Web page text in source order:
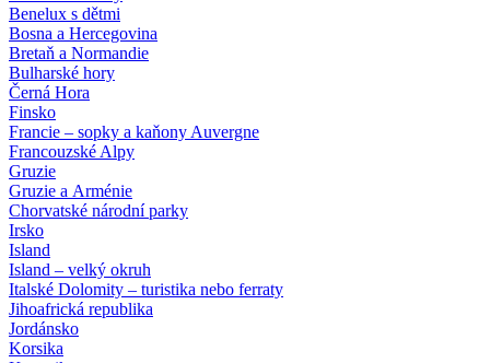
Benelux s dětmi
Bosna a Hercegovina
Bretaň a Normandie
Bulharské hory
Černá Hora
Finsko
Francie – sopky a kaňony Auvergne
Francouzské Alpy
Gruzie
Gruzie a Arménie
Chorvatské národní parky
Irsko
Island
Island – velký okruh
Italské Dolomity – turistika nebo ferraty
Jihoafrická republika
Jordánsko
Korsika